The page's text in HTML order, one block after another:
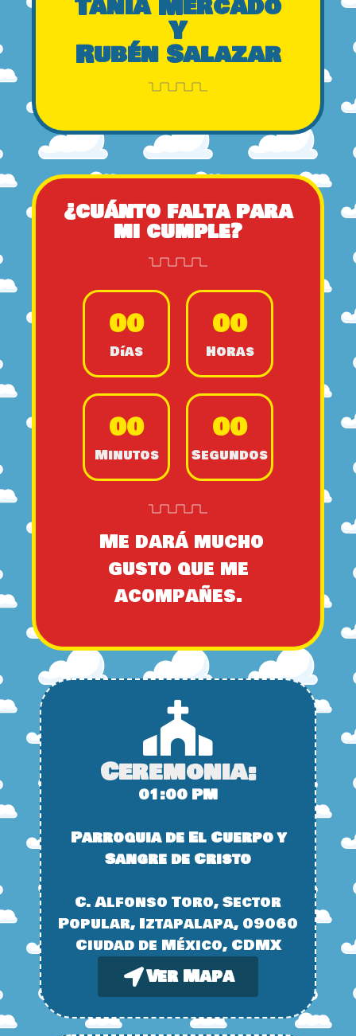
Tania Mercado
Y
Rubén Salazar
¿cuánto falta para
mi cumple?
00
Días
00
Horas
00
Minutos
00
Segundos
Me dará mucho
gusto que me
acompañes.
Ceremonia:
01:00 PM
Parroquia de El Cuerpo y
Sangre de Cristo
C. Alfonso Toro, Sector
Popular, Iztapalapa, 09060
Ciudad de México, CDMX
Ver Mapa